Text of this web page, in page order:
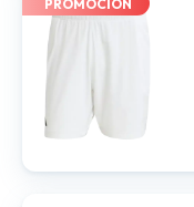
PROMOCIÓN